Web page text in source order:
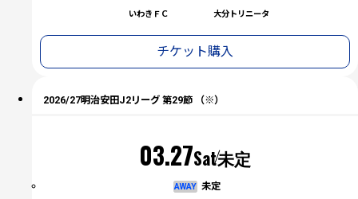
いわきＦＣ 大分トリニータ
チケット購入
2026/27明治安田J2リーグ 第29節 （※）
03.27Sat未定
AWAY 未定